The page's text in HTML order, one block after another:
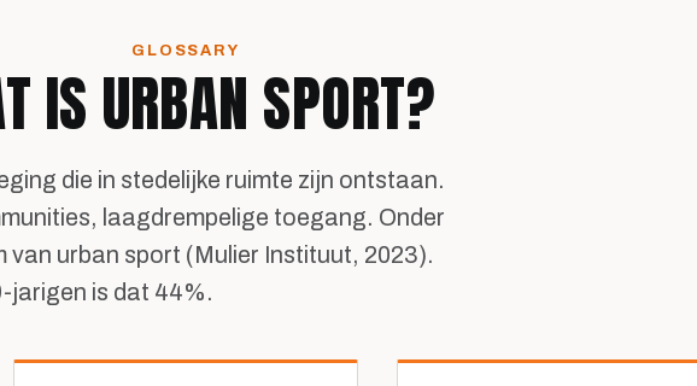
GLOSSARY
IS URBAN SPORT?
die in stedelijke ruimte zijn ontstaan.
laagdrempelige toegang. Onder
van urban sport (Mulier Instituut, 2023).
jarigen is dat 44%.